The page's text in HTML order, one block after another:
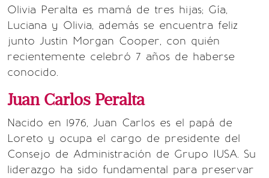
Olivia Peralta es mamá de tres hijas; Gía,
Luciana y Olivia, además se encuentra feliz
junto Justin Morgan Cooper, con quién
recientemente celebró 7 años de haberse
conocido.
Juan Carlos Peralta
Nacido en 1976, Juan Carlos es el papá de
Loreto y ocupa el cargo de presidente del
Consejo de Administración de Grupo IUSA. Su
liderazgo ha sido fundamental para preservar